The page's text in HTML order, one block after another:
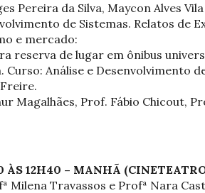
Pereira da Silva, Maycon Alves
de Sistemas. Relatos
e mercado:
reserva de lugar em ônibus
Curso: Análise e Desenvolvimento
Magalhães, Prof. Fábio Chicout,
ÀS 12H40 – MANHÃ
Milena Travassos e Profª Nara